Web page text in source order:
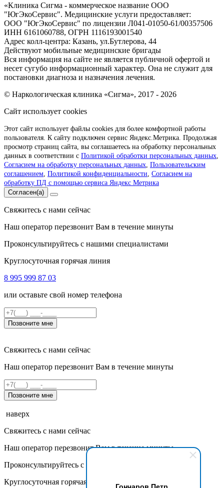
Гончаров Петр
«Клиника Сигма - коммерческое название ООО
"ЮгЭкоСервис". Медицинские услуги предоставляет:
ООО "ЮгЭкоСервис" по лицензии Л041-01050-61/00357506
ИНН 6161060788, ОГРН 1116193001540
Адрес колл-центра: Казань, ул.Бутлерова, 44
Действуют мобильные медицинские бригады
Вся информация на сайте не является публичной офертой и
несет сугубо информационный характер. Она не служит для
постановки диагноза и назначения лечения.
© Наркологическая клиника «Сигма», 2017 - 2026
Сайт использует cookies
Этот сайт использует файлы cookies для более комфортной работы
пользователя. К сайту подключен сервис Яндекс.Метрика. Продолжая
просмотр страниц сайта, вы соглашаетесь на обработку персональных
данных в соответствии с Политикой обработки персональных данных
Согласием на обработку персональных данных Пользовательским
соглашением Политикой конфиденциальности Согласием на
обработку ПД с помощью сервиса Яндекс Метрика
Согласен(а)
Свяжитесь с нами сейчас
Наш оператор перезвонит Вам в течение минуты
Проконсультируйтесь с нашими специалистами
Круглосуточная горячая линия
8 995 999 87 03
или оставьте свой номер телефона
Позвоните мне
Свяжитесь с нами сейчас
Наш оператор перезвонит Вам в течение минуты
Позвоните мне
наверх
Свяжитесь с нами сейчас
Наш оператор перезвонит Вам в течение минуты
Проконсультируйтесь с нашими специалистами
Круглосуточная горячая линия